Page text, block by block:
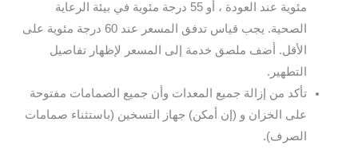
مئوية عند العودة ، أو 55 درجة مئوية في بيئة الرعاية
الصحية. يجب قياس تدفق المسعر عند 60 درجة مئوية على
الأقل. أضف ملصق خدمة إلى المسعر لإظهار تفاصيل
التطهير.
تأكد من إزالة جميع المعدات وأن جميع الصمامات مفتوحة
على الخزان و (إن أمكن) جهاز التسخين (باستثناء صمامات
الصرف).